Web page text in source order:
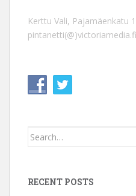
Kerttu Vali, Pajamäenkatu
pintanetti(@)victoriamedia.fi
Search
RECENT POSTS